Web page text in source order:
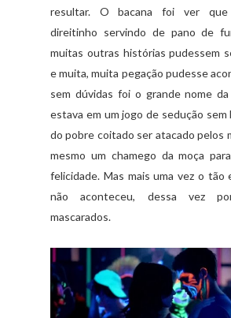
resultar. O bacana foi ver
direitinho servindo de pano de
muitas outras histórias pudessem
e muita, muita pegação pudesse
sem dúvidas foi o grande nome
estava em um jogo de sedução sem
do pobre coitado ser atacado pelos
mesmo um chamego da moça
felicidade. Mas mais uma vez o tão
não aconteceu, dessa vez
mascarados.